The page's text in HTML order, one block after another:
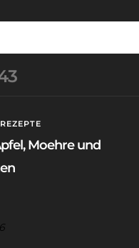
REZEPTE
Moehre und